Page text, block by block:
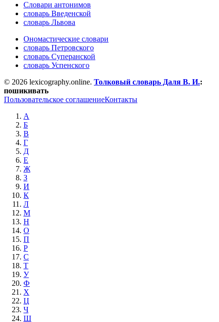
Словари антонимов
словарь Введенской
словарь Львова
Ономастические словари
словарь Петровского
словарь Суперанской
словарь Успенского
© 2026 lexicography.online. Толковый словарь Даля В. И.:
пошикивать
Пользовательское соглашениеКонтакты
А
Б
В
Г
Д
Е
Ж
З
И
К
Л
М
Н
О
П
Р
С
Т
У
Ф
Х
Ц
Ч
Ш